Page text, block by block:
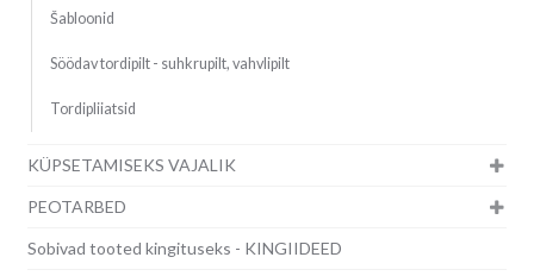
Šabloonid
Söödav tordipilt - suhkrupilt, vahvlipilt
Tordipliiatsid
KÜPSETAMISEKS VAJALIK
PEOTARBED
Sobivad tooted kingituseks - KINGIIDEED